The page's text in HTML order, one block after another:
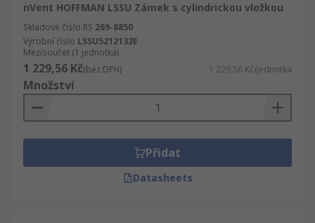
nVent HOFFMAN LSSU Zámek s cylindrickou vložkou
Skladové číslo RS 269-8850
Výrobní číslo LSSU5212132E
Mezisoučet (1 jednotka)
1 229,56 Kč(bez DPH) 1 229,56 Kč/jednotka
Množství
Přidat
Datasheets